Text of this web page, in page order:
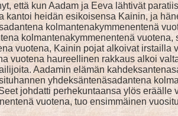
että kun Aadam ja Eeva lähtivät
kantoi heidän esikoisensa Kainin, ja
kolmantenakymmenentenä
kolmantenakymmenentenä
vuotena, Kainin pojat alkoivat irstailla
vuotena haureellinen rakkaus alkoi
Aadamin elämän
yhdeksäntenäsadantena
johdatti perhekuntaansa ylös
vuotena, tuo ensimmäinen